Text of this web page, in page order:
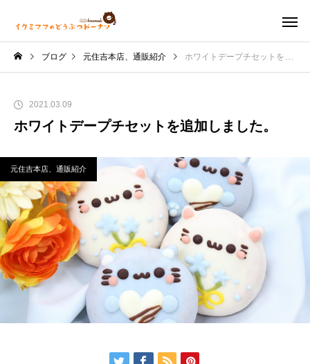
ブログ 元住吉本店、通販紹介 ホワイトデープチセットを追加しました。
2021.03.09
ホワイトデープチセットを追加しました。
元住吉本店、通販紹介